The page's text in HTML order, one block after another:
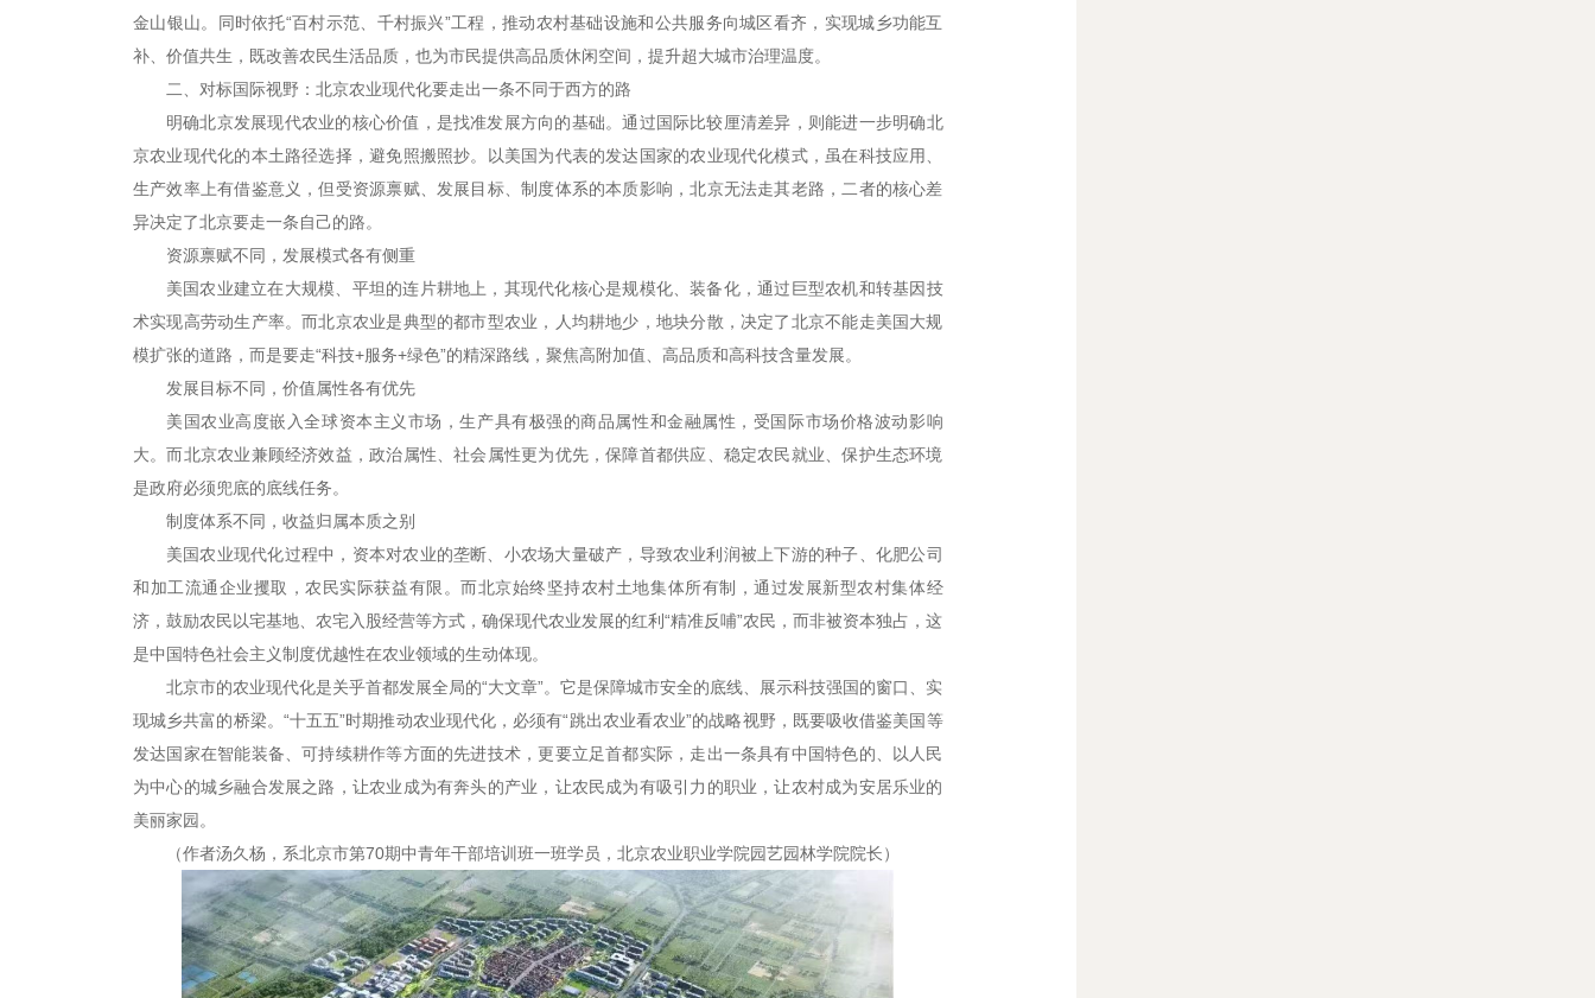
金山银山。同时依托“百村示范、千村振兴”工程，推动农村基础设施和公共服务向城区看齐，实现城乡功能互
补、价值共生，既改善农民生活品质，也为市民提供高品质休闲空间，提升超大城市治理温度。
二、对标国际视野：北京农业现代化要走出一条不同于西方的路
明确北京发展现代农业的核心价值，是找准发展方向的基础。通过国际比较厘清差异，则能进一步明确北
京农业现代化的本土路径选择，避免照搬照抄。以美国为代表的发达国家的农业现代化模式，虽在科技应用、
生产效率上有借鉴意义，但受资源禀赋、发展目标、制度体系的本质影响，北京无法走其老路，二者的核心差
异决定了北京要走一条自己的路。
资源禀赋不同，发展模式各有侧重
美国农业建立在大规模、平坦的连片耕地上，其现代化核心是规模化、装备化，通过巨型农机和转基因技
术实现高劳动生产率。而北京农业是典型的都市型农业，人均耕地少，地块分散，决定了北京不能走美国大规
模扩张的道路，而是要走“科技+服务+绿色”的精深路线，聚焦高附加值、高品质和高科技含量发展。
发展目标不同，价值属性各有优先
美国农业高度嵌入全球资本主义市场，生产具有极强的商品属性和金融属性，受国际市场价格波动影响
大。而北京农业兼顾经济效益，政治属性、社会属性更为优先，保障首都供应、稳定农民就业、保护生态环境
是政府必须兜底的底线任务。
制度体系不同，收益归属本质之别
美国农业现代化过程中，资本对农业的垄断、小农场大量破产，导致农业利润被上下游的种子、化肥公司
和加工流通企业攫取，农民实际获益有限。而北京始终坚持农村土地集体所有制，通过发展新型农村集体经
济，鼓励农民以宅基地、农宅入股经营等方式，确保现代农业发展的红利“精准反哺”农民，而非被资本独占，这
是中国特色社会主义制度优越性在农业领域的生动体现。
北京市的农业现代化是关乎首都发展全局的“大文章”。它是保障城市安全的底线、展示科技强国的窗口、实
现城乡共富的桥梁。“十五五”时期推动农业现代化，必须有“跳出农业看农业”的战略视野，既要吸收借鉴美国等
发达国家在智能装备、可持续耕作等方面的先进技术，更要立足首都实际，走出一条具有中国特色的、以人民
为中心的城乡融合发展之路，让农业成为有奔头的产业，让农民成为有吸引力的职业，让农村成为安居乐业的
美丽家园。
（作者汤久杨，系北京市第70期中青年干部培训班一班学员，北京农业职业学院园艺园林学院院长）